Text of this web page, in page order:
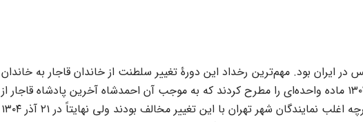
ایران بود. مهم‌ترین رخداد این دورۀ تغییر سلطنت از خاندان قاجار به خاندان
پهلوی بود. نمایندگان مجلس پنجم شورای ملی در روز ۹ آبان ۱۳۰۴ ماده واحده‌ای را مطرح کردند که به موجب آن احمدشاه آخرین پادشاه قاجار از
سلطنت خلع شد و حکومت به رضاخان پهلوی واگذار گردید. گرچه اغلب نمایندگان شهر تهران با این تغییر مخالف بودند ولی نهایتاً در ۲۱ آذر ۱۳۰۴